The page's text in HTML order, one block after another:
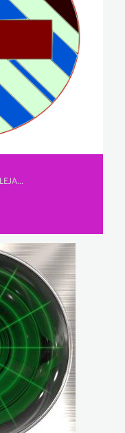
Secundaria, DAVID AZOFRA HIGUERA, ALEJANDRO BLANCO GARCÍA y HÉCTOR HERNÁNDEZ CRISTÓBAL